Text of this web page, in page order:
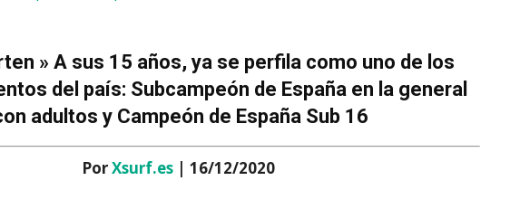
» A sus 15 años, ya se perfila como uno de los
del país: Subcampeón de España en la general
adultos y Campeón de España Sub 16
PorXsurf.es | 16/12/2020